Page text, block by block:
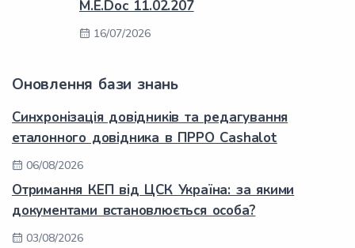
M.E.Doc 11.02.207
16/07/2026
Оновлення бази знань
Синхронізація довідників та редагування
еталонного довідника в ПРРО Cashalot
06/08/2026
Отримання КЕП від ЦСК Україна: за якими
документами встановлюється особа?
03/08/2026